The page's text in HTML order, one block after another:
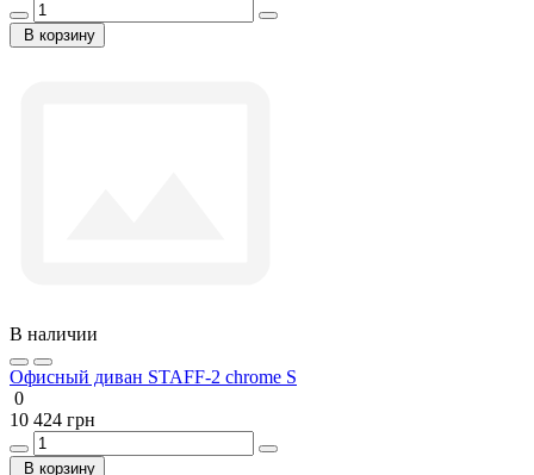
В корзину
В наличии
Офисный диван STAFF-2 chrome S
0
10 424 грн
В корзину